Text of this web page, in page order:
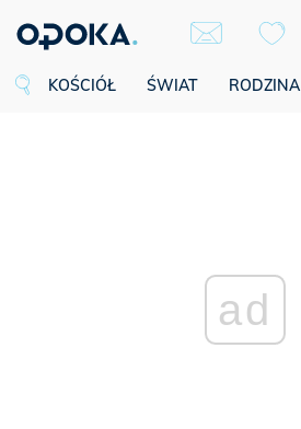
KOŚCIÓŁ ŚWIAT RODZINA
ad